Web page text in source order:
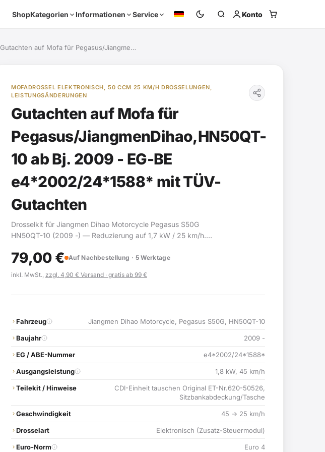
ShopKategorien Informationen Service Konto
Gutachten auf Mofa für Pegasus/Jiangme…
MOFADROSSEL ELEKTRONISCH, 50 CCM 25 KM/H DROSSELUNGEN,
LEISTUNGSÄNDERUNGEN
Gutachten auf Mofa für
Pegasus/JiangmenDihao,HN50QT-
10 ab Bj. 2009 - EG-BE
e4*2002/24*1588* mit TÜV-
Gutachten
Drosselkit für Jiangmen Dihao Motorcycle Pegasus S50G
HN50QT-10 (2009 -) — Reduzierung auf 1,7 kW / 25 km/h.
Fahrzeugmodellen.
79,00 € Auf Nachbestellung · 5 Werktage
inkl. MwSt., zzgl. 4,90 € Versand · gratis ab 99 €
Fahrzeug Jiangmen Dihao Motorcycle, Pegasus S50G, HN50QT-10
Baujahr 2009 -
EG / ABE-Nummer e4*2002/24*1588*
Ausgangsleistung 1,8 kW, 45 km/h
Teilekit / Hinweise
CDI-Einheit tauschen Original ET-Nr.620-50526,
Sitzbankabdeckung/Tasche
Geschwindigkeit 45 → 25 km/h
Drosselart Elektronisch (Zusatz-Steuermodul)
Euro-Norm Euro 4